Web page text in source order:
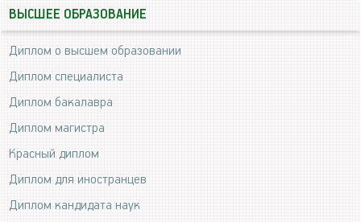
ВЫСШЕЕ ОБРАЗОВАНИЕ
Диплом о высшем образовании
Диплом специалиста
Диплом бакалавра
Диплом магистра
Красный диплом
Диплом для иностранцев
Диплом кандидата наук